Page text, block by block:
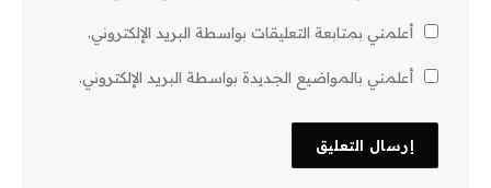
أعلمني بمتابعة التعليقات بواسطة البريد الإلكتروني.
أعلمني بالمواضيع الجديدة بواسطة البريد الإلكتروني.